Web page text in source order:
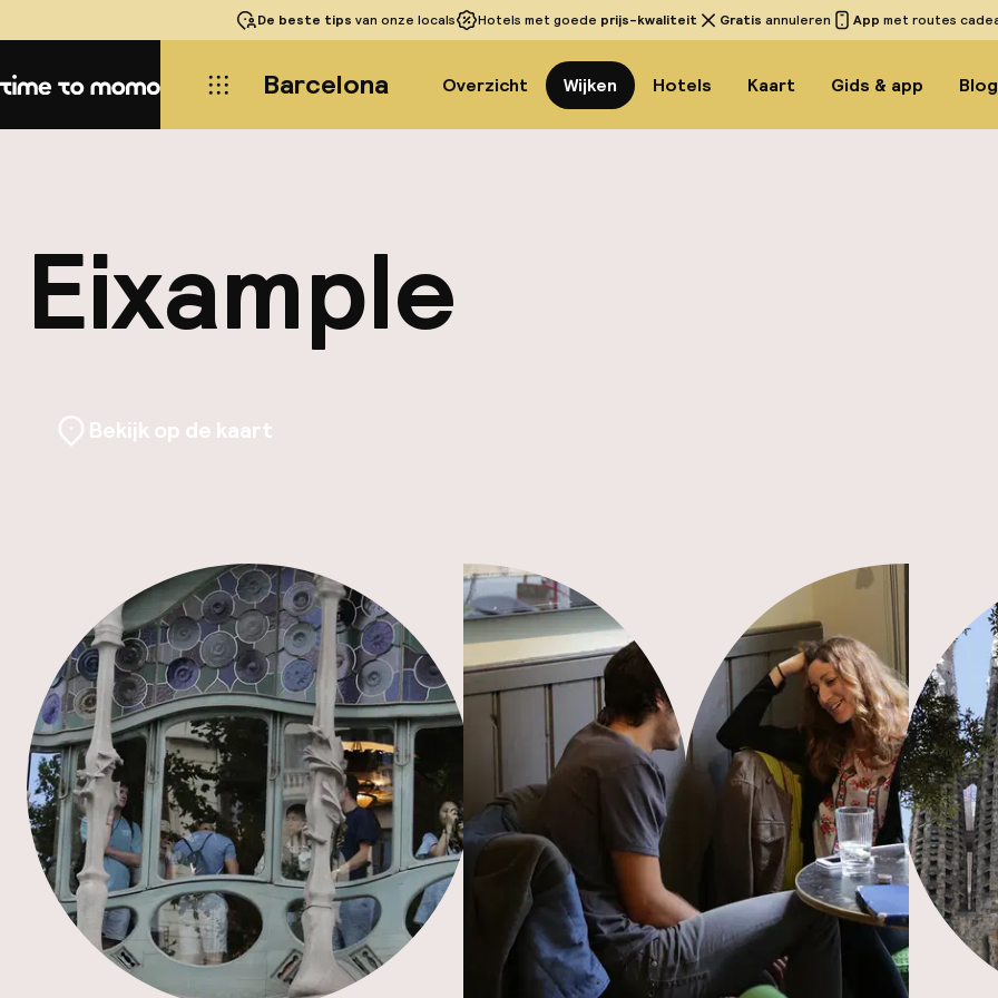
De beste tips van onze locals Hotels met goede prijs-kwaliteit Gratis annuleren App met routes
Home Barcelona Overzicht Wijken Hotels Kaart Gids & app
Eixample
Bekijk op de kaart